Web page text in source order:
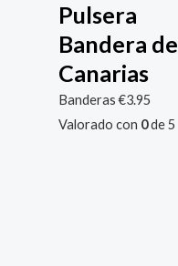
Pulsera
Bandera de
Canarias
Banderas€3.95
Valorado con 0de 5